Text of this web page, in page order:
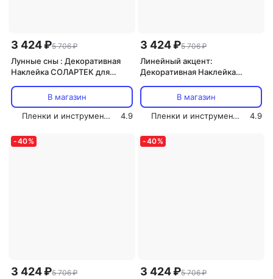
3 424 ₽5 706 ₽
Лунные сны : Декоративная
Наклейка СОЛАРТЕК для
В магазин
Пленки и инструмент СОЛАРТЕК
4.9
3 424 ₽5 706 ₽
Линейный акцент:
Декоративная Наклейка
210х80 смВ магазин
Пленки и инструмент СОЛАРТЕК
4.9
-40%
3 424 ₽5 706 ₽
-40%
3 424 ₽5 706 ₽